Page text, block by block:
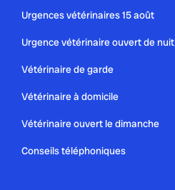
Urgences vétérinaires 15 août
Urgence vétérinaire ouvert de nuit
Vétérinaire de garde
Vétérinaire à domicile
Vétérinaire ouvert le dimanche
Conseils téléphoniques